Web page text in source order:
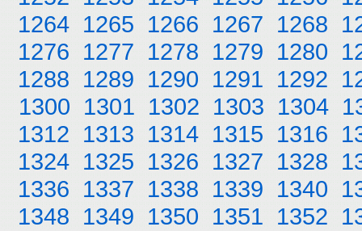
1264 1265 1266 1267 1268
1276 1277 1278 1279 1280
1288 1289 1290 1291 1292
1300 1301 1302 1303 1304
1312 1313 1314 1315 1316
1324 1325 1326 1327 1328
1336 1337 1338 1339 1340
1348 1349 1350 1351 1352